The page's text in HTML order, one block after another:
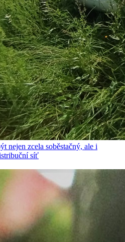
nejen zcela soběstačný, ale i
síť